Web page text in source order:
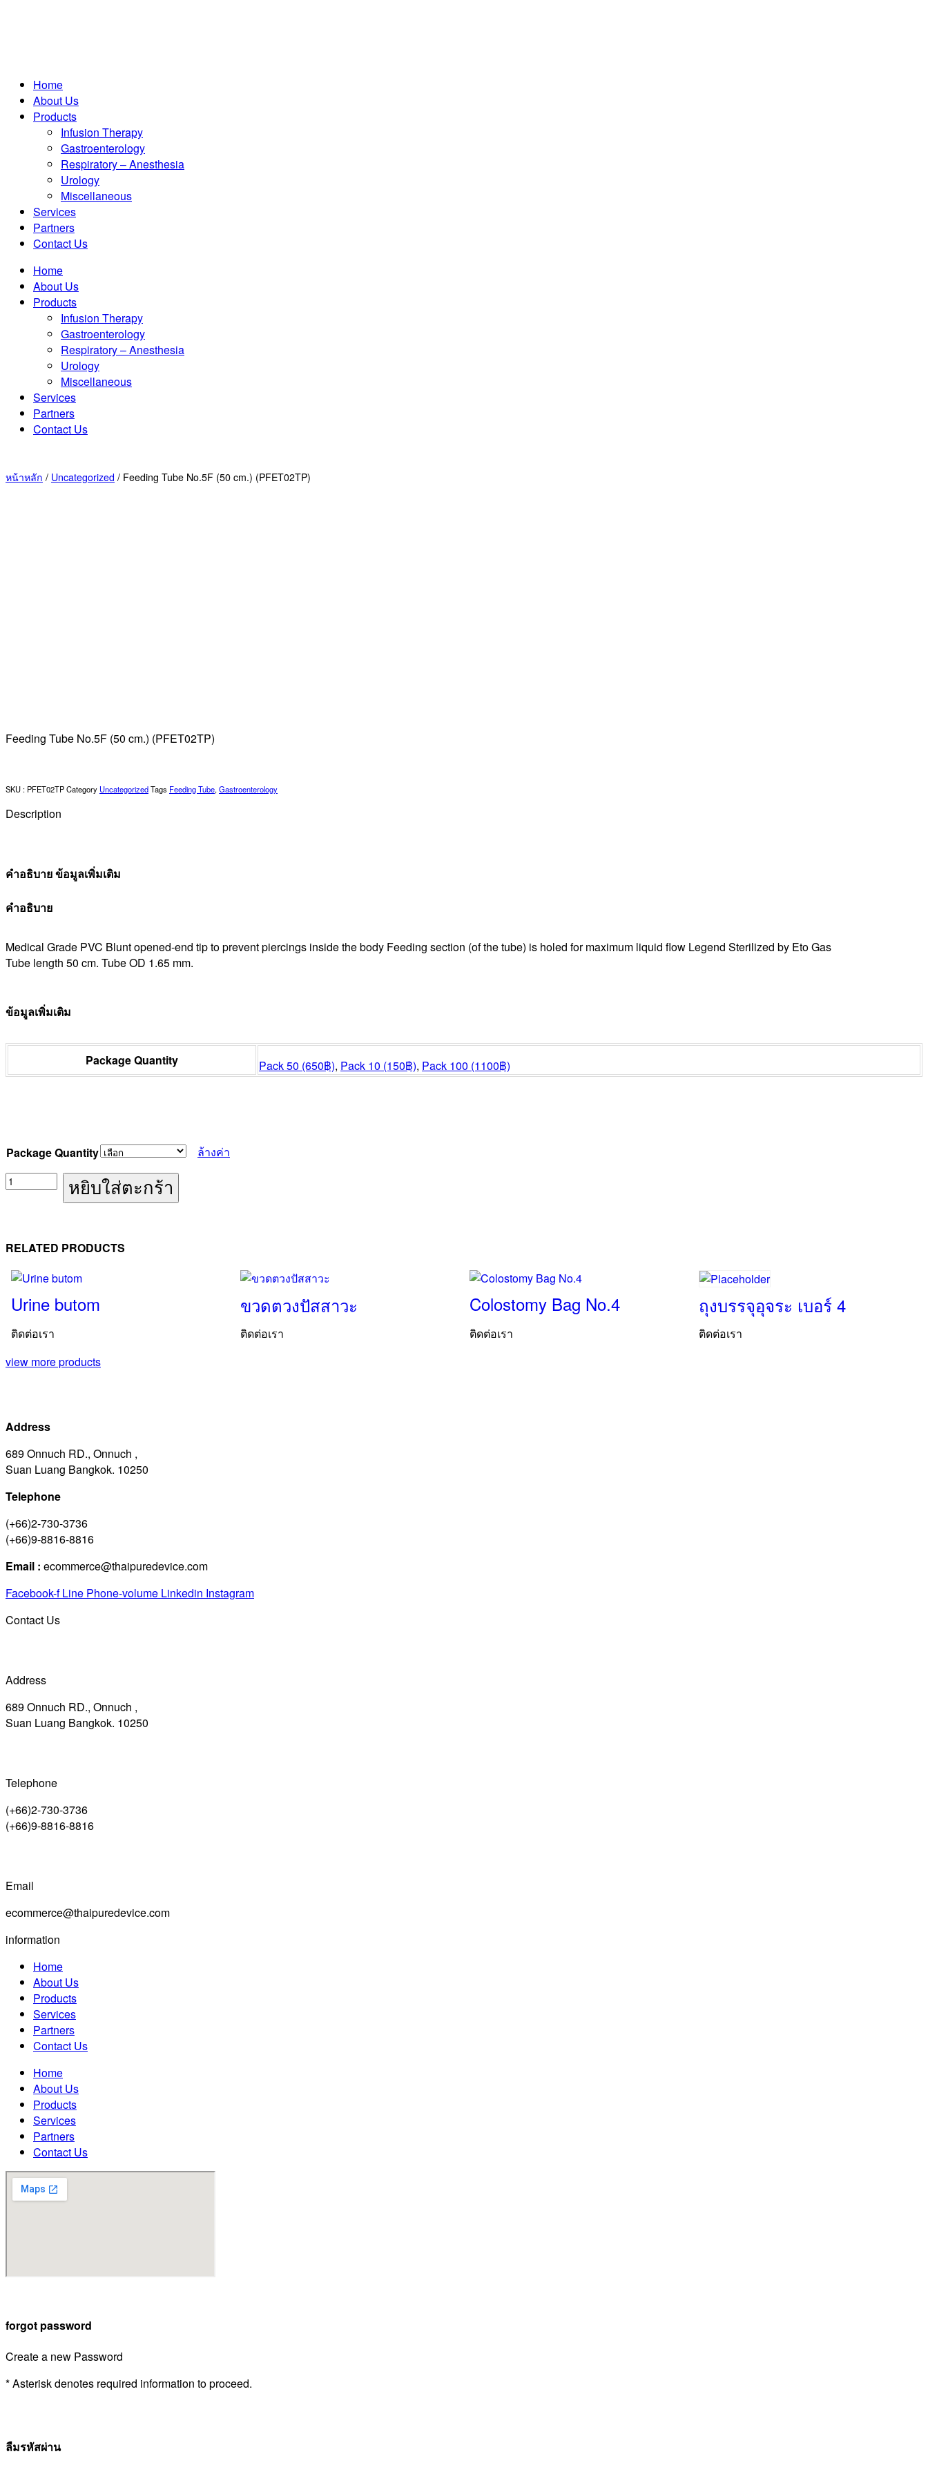
Home
About Us
Products
Infusion Therapy
Gastroenterology
Respiratory – Anesthesia
Urology
Miscellaneous
Services
Partners
Contact Us
Home
About Us
Products
Infusion Therapy
Gastroenterology
Respiratory – Anesthesia
Urology
Miscellaneous
Services
Partners
Contact Us
หน้าหลัก / Uncategorized / Feeding Tube No.5F (50 cm.) (PFET02TP)
Feeding Tube No.5F (50 cm.) (PFET02TP)
SKU : PFET02TPCategory UncategorizedTags Feeding Tube, Gastroenterology
Description
คำอธิบายข้อมูลเพิ่มเติม
คำอธิบาย
Medical Grade PVC Blunt opened-end tip to prevent piercings inside the body Feeding section (of the tube) is holed for maximum liquid flow Legend Sterilized by Eto Gas
Tube length 50 cm. Tube OD 1.65 mm.
ข้อมูลเพิ่มเติม
Package Quantity Pack 50 (650฿), Pack 10 (150฿), Pack 100 (1100฿)
Package Quantity
ล้างค่า
จำนวน
(50
(PFET02TP)
หยิบใส่ตะกร้า
RELATED PRODUCTS
Urine butom
ติดต่อเรา
ขวดตวงปัสสาวะ
ติดต่อเรา
Colostomy Bag No.4
ติดต่อเรา
ถุงบรรจุอุจระ เบอร์ 4
ติดต่อเรา
view more products
Address
689 Onnuch RD., Onnuch ,
Suan Luang Bangkok. 10250
Telephone
(+66)2-730-3736
(+66)9-8816-8816
Email : ecommerce@thaipuredevice.com
Facebook-f Line Phone-volume Linkedin Instagram
Contact Us
Address
689 Onnuch RD., Onnuch ,
Suan Luang Bangkok. 10250
Telephone
(+66)2-730-3736
(+66)9-8816-8816
Email
ecommerce@thaipuredevice.com
information
Home
About Us
Products
Services
Partners
Contact Us
Home
About Us
Products
Services
Partners
Contact Us
forgot password
Create a new Password
* Asterisk denotes required information to proceed.
ลืมรหัสผ่าน